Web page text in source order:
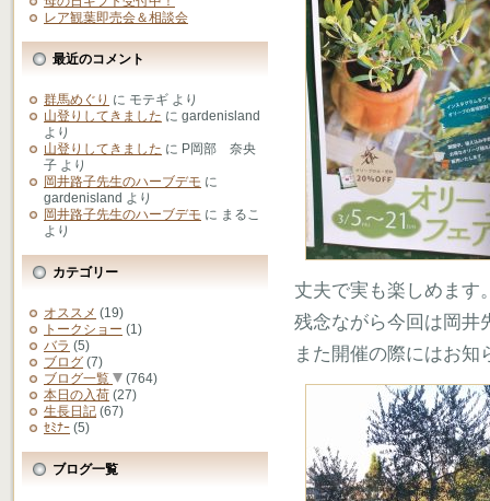
レア観葉即売会＆相談会
最近のコメント
群馬めぐり に モテギ より
山登りしてきました に gardenisland
より
山登りしてきました に P岡部 奈央
子 より
岡井路子先生のハーブデモ に
gardenisland より
岡井路子先生のハーブデモ に まるこ
より
カテゴリー
オススメ (19)
トークショー (1)
バラ (5)
ブログ (7)
ブログ一覧
(764)
本日の入荷 (27)
生長日記 (67)
ｾﾐﾅｰ (5)
ブログ一覧
丈夫で実も楽しめます
残念ながら今回は岡井
また開催の際にはお